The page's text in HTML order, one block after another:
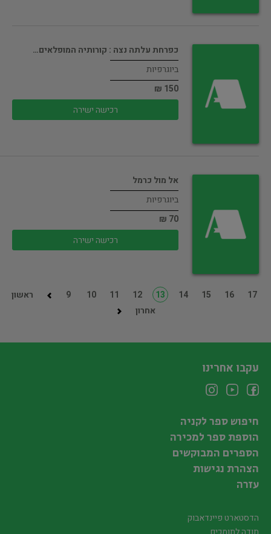
כפרחת עלתה נצה : קורותיה המופלאים…
ביוגרפיות
150 ₪
רכישה ישירה
אל מול כרמל
ביוגרפיות
70 ₪
רכישה ישירה
ראשון 9 10 11 12 13 14 15 16
17
אחרון
עקבו אחרינו
חיפוש ספר לקניה
הוספת ספר למכירה
הספרים המבוקשים
הצהרת נגישות
עזרה
הדסטארט פיינדאבוק